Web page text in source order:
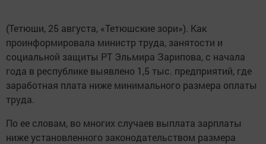
(Тетюши, 25 августа, «Тетюшские зори»). Как
проинформировала министр труда, занятости и
социальной защиты РТ Эльмира Зарипова, с начала
года в республике выявлено 1,5 тыс. предприятий, где
заработная плата ниже минимального размера оплаты
труда.
По ее словам, во многих случаев выплата зарплаты
ниже установленного законодательством размера